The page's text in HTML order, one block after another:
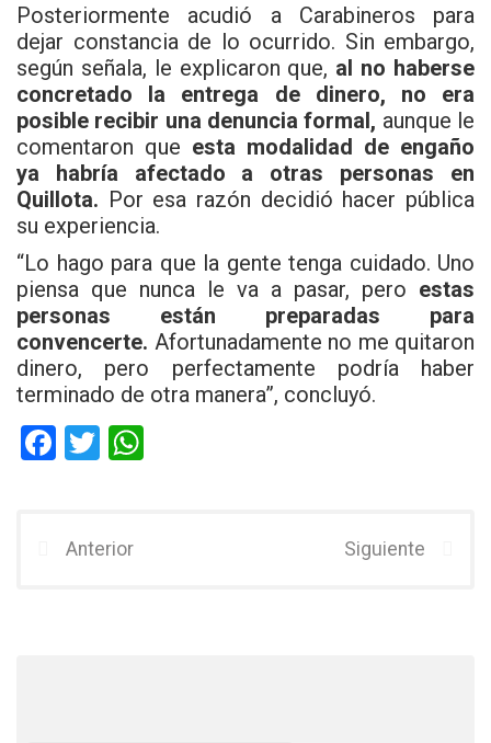
Posteriormente acudió a Carabineros para
dejar constancia de lo ocurrido. Sin embargo,
según señala, le explicaron que, al no haberse
concretado la entrega de dinero, no era
posible recibir una denuncia formal, aunque le
comentaron que esta modalidad de engaño
ya habría afectado a otras personas en
Quillota. Por esa razón decidió hacer pública
su experiencia.
“Lo hago para que la gente tenga cuidado. Uno
piensa que nunca le va a pasar, pero estas
personas están preparadas para
convencerte. Afortunadamente no me quitaron
dinero, pero perfectamente podría haber
terminado de otra manera”, concluyó.
F
b
T
er
Anterior Siguiente